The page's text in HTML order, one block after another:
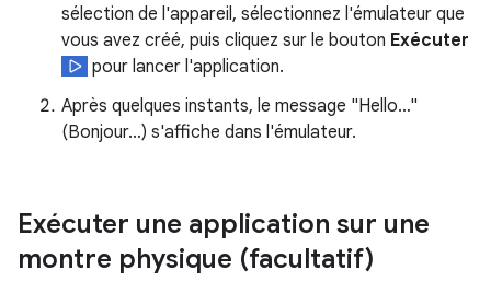
sélection de l'appareil, sélectionnez l'émulateur que
vous avez créé, puis cliquez sur le bouton Exécuter
pour lancer l'application.
Après quelques instants, le message "Hello…"
(Bonjour…) s'affiche dans l'émulateur.
Exécuter une application sur une
montre physique (facultatif)